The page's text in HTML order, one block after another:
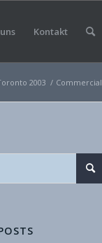
Kontakt
2003 / Commercial